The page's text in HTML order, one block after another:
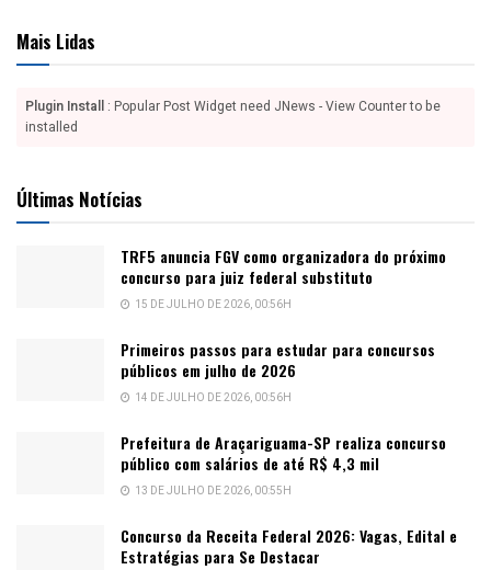
Mais Lidas
Plugin Install : Popular Post Widget need JNews - View Counter to be
installed
Últimas Notícias
TRF5 anuncia FGV como organizadora do próximo
concurso para juiz federal substituto
15 DE JULHO DE 2026, 00:56H
Primeiros passos para estudar para concursos
públicos em julho de 2026
14 DE JULHO DE 2026, 00:56H
Prefeitura de Araçariguama-SP realiza concurso
público com salários de até R$ 4,3 mil
13 DE JULHO DE 2026, 00:55H
Concurso da Receita Federal 2026: Vagas, Edital e
Estratégias para Se Destacar